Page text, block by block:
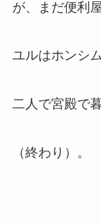
が、まだ便利
ユルはホンシ
二人で宮殿で
（終わり）。